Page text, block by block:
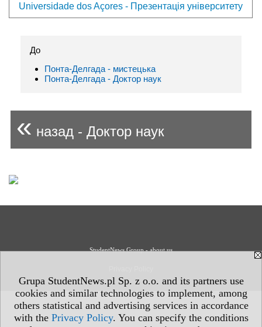
Grupa StudentNews.pl Sp. z o.o. and its partners use
cookies and similar technologies to implement, among
others statistical and advertising services in accordance
with the Privacy Policy. You can specify the conditions
Universidade dos Açores - Презентація університету
До
Понта-Делгада - мистецькa
Понта-Делгада - Доктор наук
« назад - Доктор наук
StudentNews Group - about us